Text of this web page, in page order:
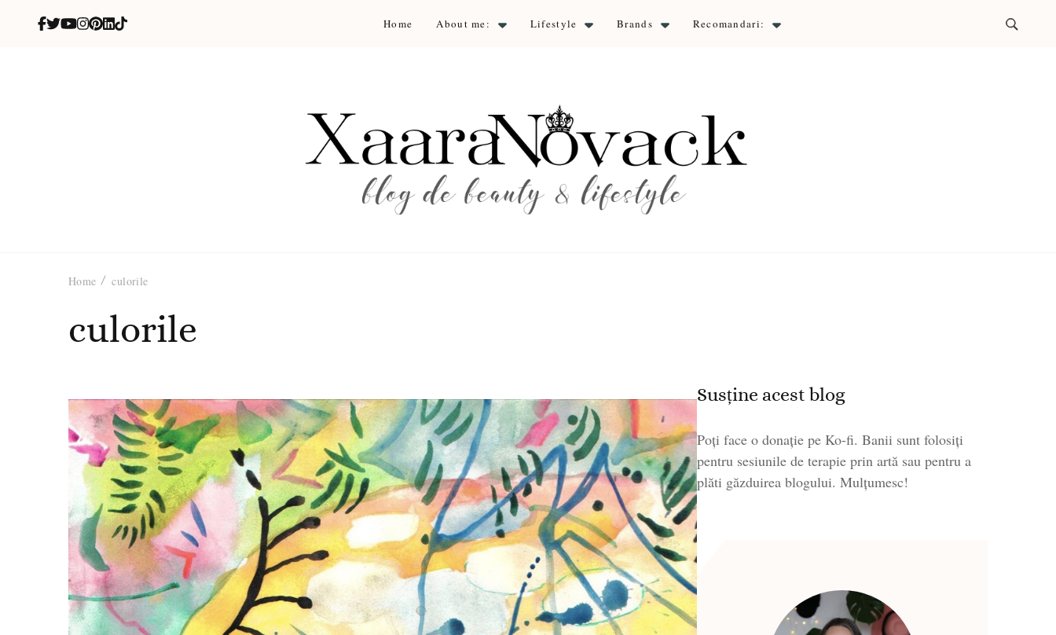
Home About me: Lifestyle Brands Recomandari:
Home culorile
culorile
Susține acest blog
Poți face o donație pe Ko-fi. Banii sunt folosiți
pentru sesiunile de terapie prin artă sau pentru a
plăti găzduirea blogului. Mulțumesc!